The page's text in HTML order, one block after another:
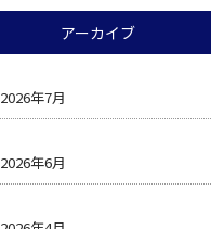
アーカイブ
2026年7月
2026年6月